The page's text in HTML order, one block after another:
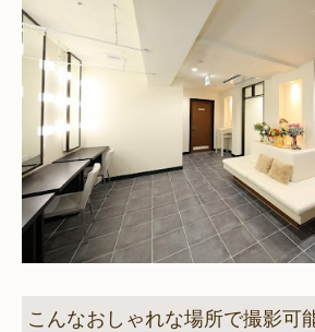
こんなおしゃれな場所で撮影可